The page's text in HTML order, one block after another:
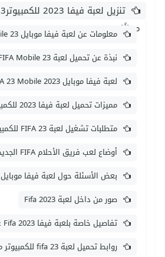
مجانًا PC معلومات عن لعبة فيفا موبايل 23 FIFA Mobile بالتعليق العربي
الكمبيوتر
للكمبيوتر
مميزات تحميل لعبة فيفا 2023 للكمبيوتر بحجم صغير
متطلبات تشغيل لعبة FIFA 23 للكمبيوتر
أوضاع لعب فريق الأحلام FIFA الجديدة 2023
بعض الأسئلة حول لعبة فيفا موبايل 2023
صور من داخل لعبة Fifa 2023
تفاصيل خاصة بلعبة فيفا Fifa 2023 على الكمبيوتر اخر اصدار
روابط تحميل لعبة fifa 23 للكمبيوتر مجانا برابط واحد مباشر كاملة